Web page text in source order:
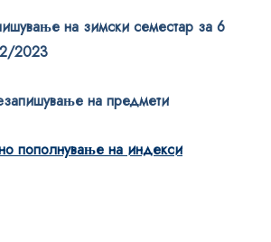
на зимски семестар за 6
2023
на предмети
пополнување на индекси